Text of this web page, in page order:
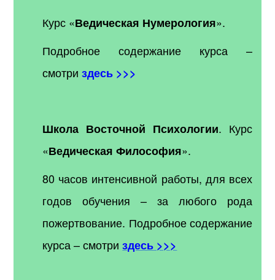
Курс «Ведическая Нумерология».
Подробное содержание курса –
смотриздесь >>>
Школа Восточной Психологии. Курс
«Ведическая Философия».
80 часов интенсивной работы, для всех
годов обучения – за любого рода
пожертвование. Подробное содержание
курса – смотриздесь >>>